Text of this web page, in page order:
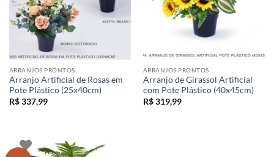
ARRANJOS PRONTOS
Arranjo Artificial de Rosas em
Pote Plástico (25x40cm)
R$337,99
ARRANJOS PRONTOS
Arranjo de Girassol Artificial
com Pote Plástico (40x45cm)
R$319,99